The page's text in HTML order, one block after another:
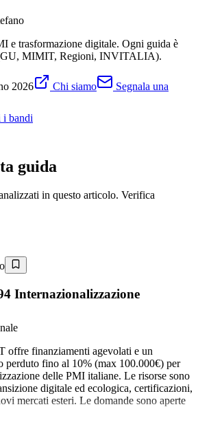
e trasformazione digitale. Ogni guida è
MIMIT, Regioni, INVITALIA).
2026 Chi siamo
Segnala una
i bandi
guida
in questo articolo. Verifica
Internazionalizzazione
offre finanziamenti agevolati e un
perduto fino al 10% (max 100.000€) per
delle PMI italiane. Le risorse sono
digitale ed ecologica, certificazioni,
mercati esteri. Le domande sono aperte